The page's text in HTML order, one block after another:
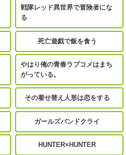
戦隊レッド異世界で冒険者にな
る
死亡遊戯で飯を食う
やはり俺の青春ラブコメはまち
がっている。
その着せ替え人形は恋をする
ガールズバンドクライ
HUNTER×HUNTER